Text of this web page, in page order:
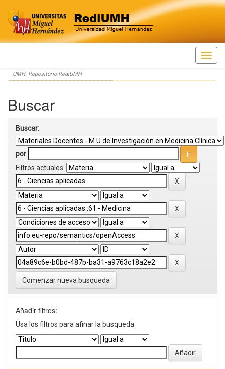
Skip
navigation
UMH: Repositorio RediUMH
Buscar
Buscar:
por
Filtros actuales:
Comenzar nueva busqueda
Añadir filtros:
Usa los filtros para afinar la busqueda.